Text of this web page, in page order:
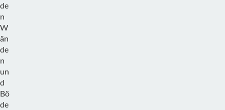
de
n
W
än
de
n
un
d
Bö
de